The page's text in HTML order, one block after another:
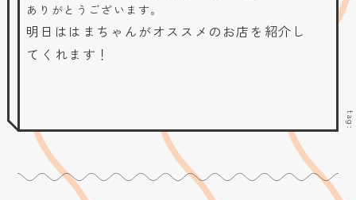
ありがとうございます。
明日ははまちゃんがオススメのお店を紹介し
てくれます！